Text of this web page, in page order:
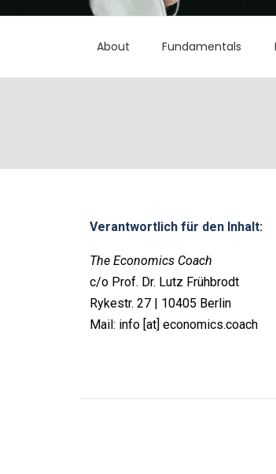
About Fundamentals
Verantwortlich für den Inhalt:
The Economics Coach
c/o Prof. Dr. Lutz Frühbrodt
Rykestr. 27 | 10405 Berlin
Mail: info [at] economics.coach